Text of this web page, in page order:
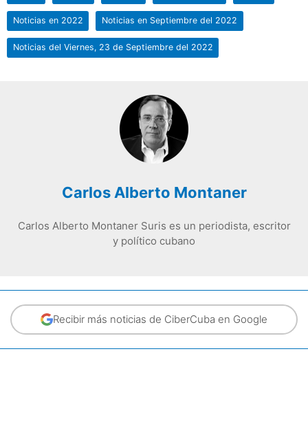
Noticias en 2022 Noticias en Septiembre del 2022
Noticias del Viernes, 23 de Septiembre del 2022
Carlos Alberto Montaner
Carlos Alberto Montaner Suris es un periodista, escritor
y político cubano
Recibir más noticias de CiberCuba en Google